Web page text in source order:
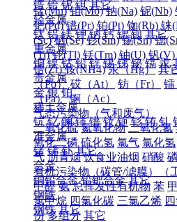
锰(Mn) 钼(Mo) 钠(Na) 铌(Nb)
钯(Pd) 镨(Pr) 铂(Pt) 铷(Rb) 铼
(Sc) 硒(Se) 钐(Sm) 锡(Sn) 锶
(Ti) 铊(Tl) 铥(Tm) 铀(U) 钒(V)
锆(Zr) 铵(NH4) 汞（Hg） 其
（Po） 砹（At） 钫（Fr） 镭
（Pa） 锕（Ac）
气态污染物（气和废气）
二氧化硫 氮氧化物 二氧化氮
氧化二磷 硫化氢 氯气 氯化氢
气 沥青烟 饮食业油烟 硝酸
有机污染物（碳管/滤膜）（
甲醛 氨 总挥发性有机物 苯
氯甲烷 四氯化碳 三氯乙烯
份 多组分 其它
锆 铪 铌 钽 其它
轻金属
钛 铝 镁 钾 钠 钙 锶 钡 其它
重金属
铜 镍 钴 铅 锌 锡 锑 铋 镉 汞
贵金属
金 银 铂
稀土金属
钪 钇 镧 铈 镨 钕 钷 钐 铕 钆
准金属
锗 锑 钋 其它
合金
铜铅合金 铅钯合金 其它
钢铁
钢铁 其它